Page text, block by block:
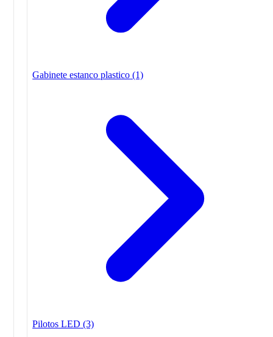
Gabinete estanco plastico (1)
Pilotos LED (3)